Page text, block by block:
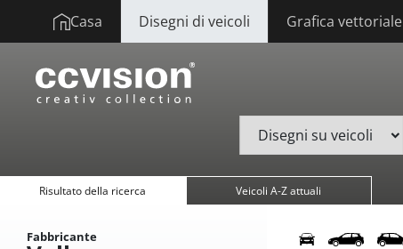
Casa Disegni di veicoli Grafica vettoriale
Risultato della ricerca Veicoli A-Z attuali
Fabbricante